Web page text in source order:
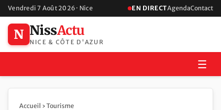
Vendredi 7 Août 2026 · Nice EN DIRECTAgendaContact
N NissActu
NICE & CÔTE D'AZUR
☰
Accueil › Tourisme